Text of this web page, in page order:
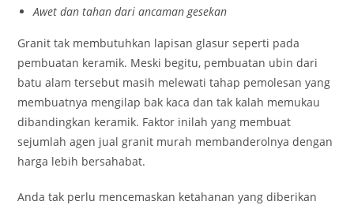
Awet dan tahan dari ancaman gesekan
Granit tak membutuhkan lapisan glasur seperti pada
pembuatan keramik. Meski begitu, pembuatan ubin dari
batu alam tersebut masih melewati tahap pemolesan yang
membuatnya mengilap bak kaca dan tak kalah memukau
dibandingkan keramik. Faktor inilah yang membuat
sejumlah agen jual granit murah membanderolnya dengan
harga lebih bersahabat.
Anda tak perlu mencemaskan ketahanan yang diberikan